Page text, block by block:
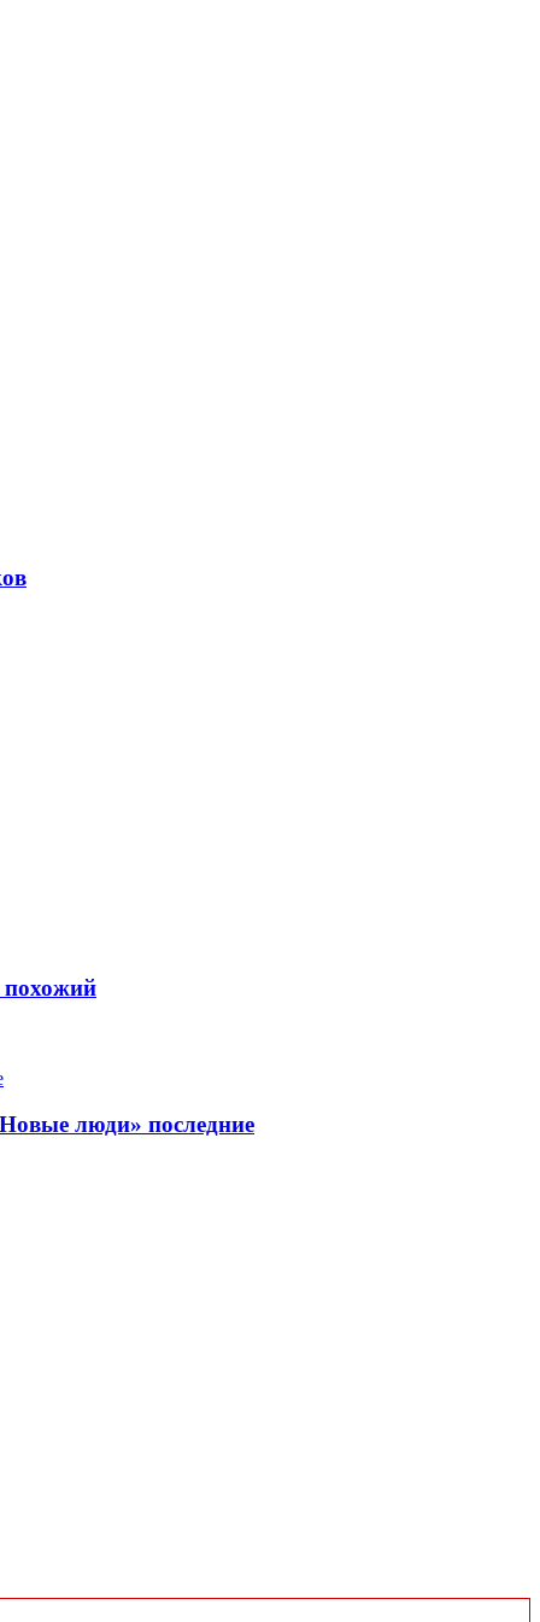
похожий
люди» последние